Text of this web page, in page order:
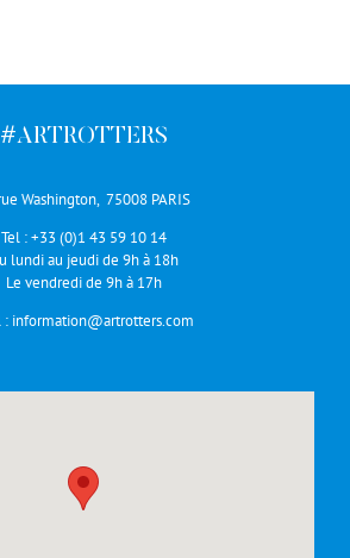
#ARTROTTERS
Washington, 75008 PARIS
Tel :+33 (0)1 43 59 10 14
lundi au jeudi de 9h à 18h
Le vendredi de 9h à 17h
: information@artrotters.com